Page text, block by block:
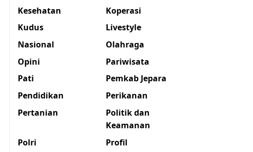
Kesehatan
Koperasi
Kudus
Livestyle
Nasional
Olahraga
Opini
Pariwisata
Pati
Pemkab Jepara
Pendidikan
Perikanan
Pertanian
Politik dan
Keamanan
Polri
Profil